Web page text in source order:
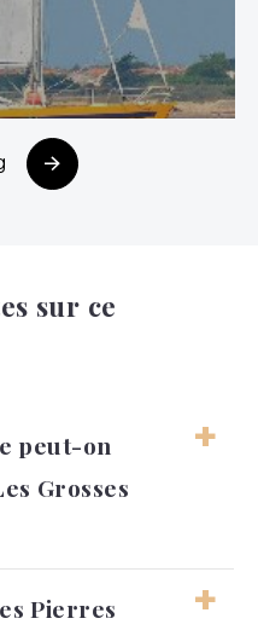
sur ce
peut-on
Grosses
les loisirs en plein
Pierres